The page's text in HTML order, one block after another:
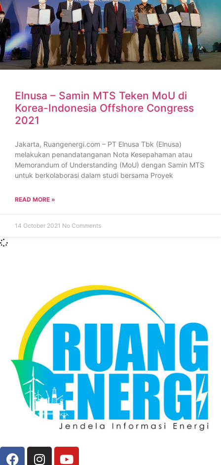
Elnusa – Samin MTS Teken MoU di
Korea-Indonesia Offshore Congress
2021
Jakarta, Ruangenergi.com – PT Elnusa Tbk (Elnusa)
melakukan penandatanganan Nota Kesepahaman atau
Memorandum of Understanding (MoU) dengan Samin MTS
untuk berkolaborasi dalam studi bersama Proyek
READ MORE »
14 October 2021 No Comments